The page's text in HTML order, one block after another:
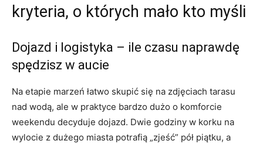
kryteria, o których mało kto myśli
Dojazd i logistyka – ile czasu naprawdę
spędzisz w aucie
Na etapie marzeń łatwo skupić się na zdjęciach tarasu
nad wodą, ale w praktyce bardzo dużo o komforcie
weekendu decyduje dojazd. Dwie godziny w korku na
wylocie z dużego miasta potrafią „zjeść” pół piątku, a